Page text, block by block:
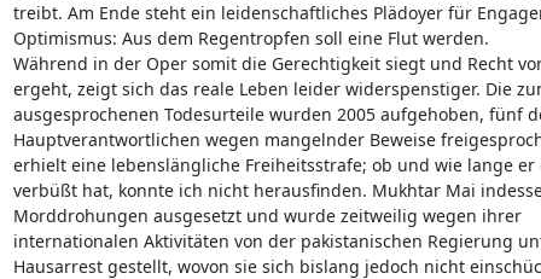
treibt. Am Ende steht ein leidenschaftliches Plädoyer für
Optimismus: Aus dem Regentropfen soll eine Flut werden.
Während in der Oper somit die Gerechtigkeit siegt und Recht
ergeht, zeigt sich das reale Leben leider widerspenstiger. Die
ausgesprochenen Todesurteile wurden 2005 aufgehoben, fünf
Hauptverantwortlichen wegen mangelnder Beweise
erhielt eine lebenslängliche Freiheitsstrafe; ob und wie lange
verbüßt hat, konnte ich nicht herausfinden. Mukhtar Mai
Morddrohungen ausgesetzt und wurde zeitweilig wegen ihrer
internationalen Aktivitäten von der pakistanischen Regierung
Hausarrest gestellt, wovon sie sich bislang jedoch nicht